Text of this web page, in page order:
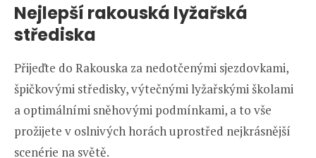
Nejlepší rakouská lyžařská
střediska
Přijeďte do Rakouska za nedotčenými sjezdovkami,
špičkovými středisky, výtečnými lyžařskými školami
a optimálními sněhovými podmínkami, a to vše
prožijete v oslnivých horách uprostřed nejkrásnější
scenérie na světě.